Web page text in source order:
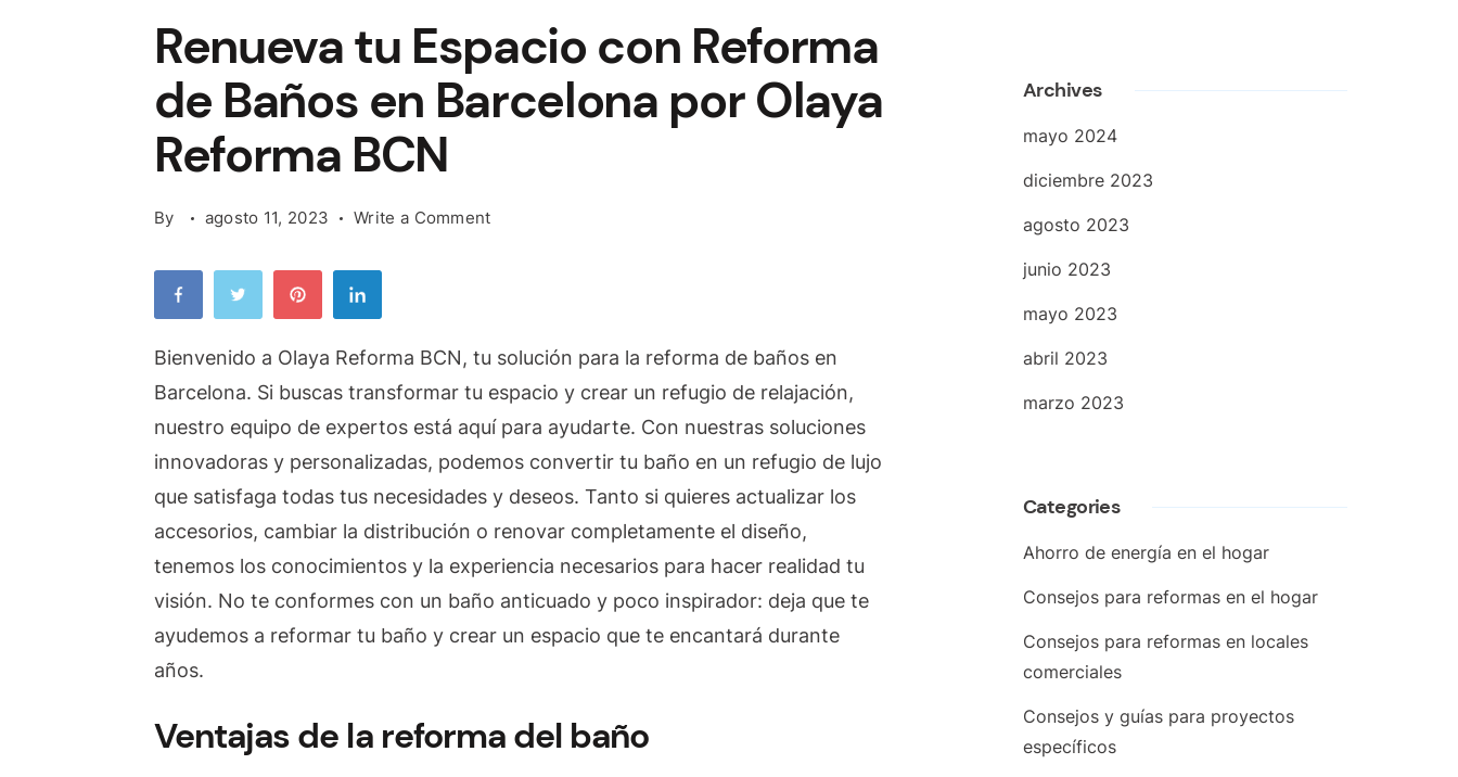
Renueva tu Espacio con Reforma
de Baños en Barcelona por Olaya
Reforma BCN
By agosto 11, 2023 Write a Commenton
Reforma
de
Baños
en
Barcelona
por
Olaya
Reforma
Bienvenido a Olaya Reforma BCN, tu solución para la reforma de baños en
Barcelona. Si buscas transformar tu espacio y crear un refugio de relajación,
nuestro equipo de expertos está aquí para ayudarte. Con nuestras soluciones
innovadoras y personalizadas, podemos convertir tu baño en un refugio de lujo
que satisfaga todas tus necesidades y deseos. Tanto si quieres actualizar los
accesorios, cambiar la distribución o renovar completamente el diseño,
tenemos los conocimientos y la experiencia necesarios para hacer realidad tu
visión. No te conformes con un baño anticuado y poco inspirador: deja que te
ayudemos a reformar tu baño y crear un espacio que te encantará durante
años.
Ventajas de la reforma del baño
Archives
mayo 2024
diciembre 2023
agosto 2023
junio 2023
mayo 2023
abril 2023
marzo 2023
Categories
Ahorro de energía en el hogar
Consejos para reformas en el hogar
Consejos para reformas en locales
comerciales
Consejos y guías para proyectos
específicos